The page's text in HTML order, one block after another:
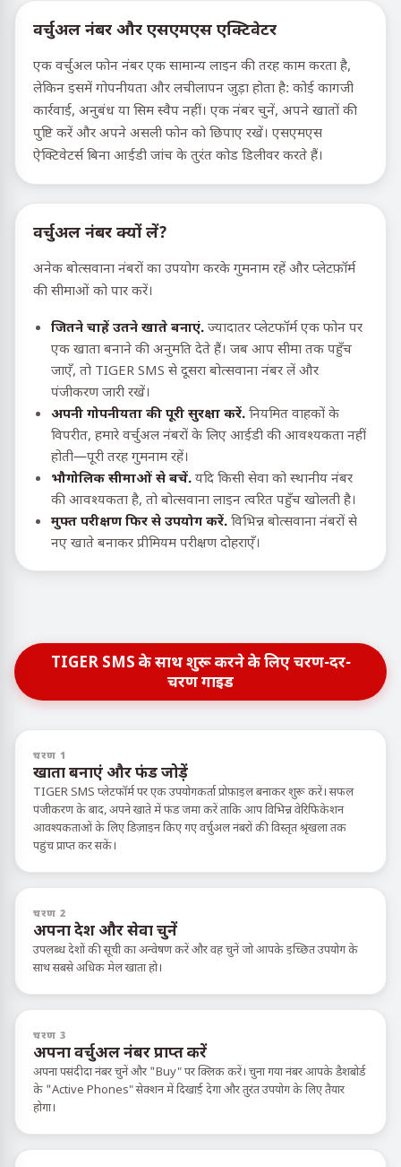
वर्चुअल नंबर और एसएमएस एक्टिवेटर
एक वर्चुअल फोन नंबर एक सामान्य लाइन की तरह काम करता है,
लेकिन इसमें गोपनीयता और लचीलापन जुड़ा होता है: कोई कागजी
कार्रवाई, अनुबंध या सिम स्वैप नहीं। एक नंबर चुनें, अपने खातों की
पुष्टि करें और अपने असली फोन को छिपाए रखें। एसएमएस
ऐक्टिवेटर्स बिना आईडी जांच के तुरंत कोड डिलीवर करते हैं।
वर्चुअल नंबर क्यों लें?
अनेक बोत्सवाना नंबरों का उपयोग करके गुमनाम रहें और प्लेटफ़ॉर्म
की सीमाओं को पार करें।
जितने चाहें उतने खाते बनाएं. ज्यादातर प्लेटफॉर्म एक फोन पर
एक खाता बनाने की अनुमति देते हैं। जब आप सीमा तक पहुँच
जाएँ, तो TIGER SMS से दूसरा बोत्सवाना नंबर लें और
पंजीकरण जारी रखें।
अपनी गोपनीयता की पूरी सुरक्षा करें. नियमित वाहकों के
विपरीत, हमारे वर्चुअल नंबरों के लिए आईडी की आवश्यकता नहीं
होती—पूरी तरह गुमनाम रहें।
भौगोलिक सीमाओं से बचें. यदि किसी सेवा को स्थानीय नंबर
की आवश्यकता है, तो बोत्सवाना लाइन त्वरित पहुँच खोलती है।
मुफ्त परीक्षण फिर से उपयोग करें. विभिन्न बोत्सवाना नंबरों से
नए खाते बनाकर प्रीमियम परीक्षण दोहराएँ।
TIGER SMS के साथ शुरू करने के लिए चरण-दर-
चरण गाइड
चरण 1
खाता बनाएं और फंड जोड़ें
TIGER SMS प्लेटफॉर्म पर एक उपयोगकर्ता प्रोफ़ाइल बनाकर शुरू करें। सफल
पंजीकरण के बाद, अपने खाते में फंड जमा करें ताकि आप विभिन्न वेरिफिकेशन
आवश्यकताओं के लिए डिज़ाइन किए गए वर्चुअल नंबरों की विस्तृत श्रृंखला तक
पहुंच प्राप्त कर सकें।
चरण 2
अपना देश और सेवा चुनें
उपलब्ध देशों की सूची का अन्वेषण करें और वह चुनें जो आपके इच्छित उपयोग के
साथ सबसे अधिक मेल खाता हो।
चरण 3
अपना वर्चुअल नंबर प्राप्त करें
अपना पसंदीदा नंबर चुनें और "Buy" पर क्लिक करें। चुना गया नंबर आपके डैशबोर्ड
के "Active Phones" सेक्शन में दिखाई देगा और तुरंत उपयोग के लिए तैयार
होगा।